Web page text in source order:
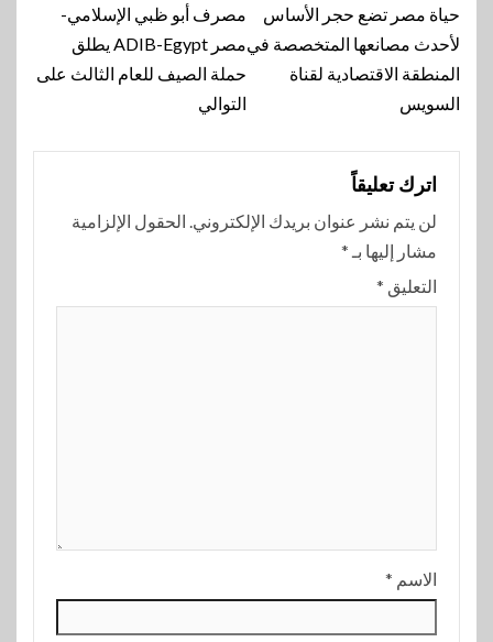
المقالة
مصرف أبو ظبي الإسلامي-
مصر ADIB-Egypt يطلق
حملة الصيف للعام الثالث على
التوالي
حياة مصر تضع حجر الأساس
لأحدث مصانعها المتخصصة في
المنطقة الاقتصادية لقناة
السويس
اترك تعليقاً
لن يتم نشر عنوان بريدك الإلكتروني. الحقول الإلزامية
مشار إليها بـ *
التعليق *
الاسم *